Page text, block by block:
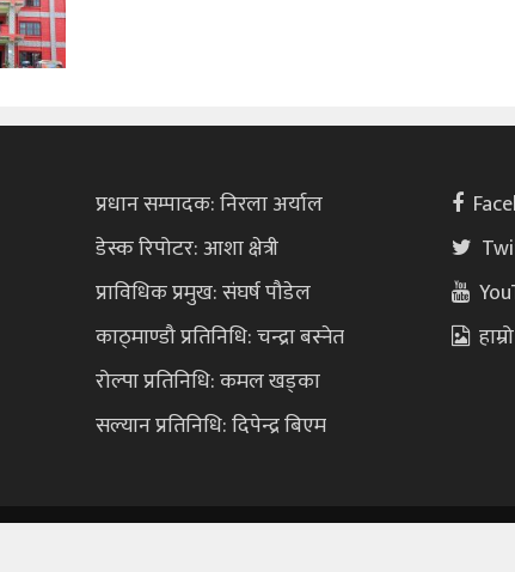
प्रधान सम्पादक: निरला अर्याल
डेस्क रिपोटर: आशा क्षेत्री
प्राविधिक प्रमुख: संघर्ष पौडेल
काठ्माण्डौ प्रतिनिधि: चन्द्रा बस्नेत
रोल्पा प्रतिनिधि: कमल खड्का
सल्यान प्रतिनिधि: दिपेन्द्र बिएम